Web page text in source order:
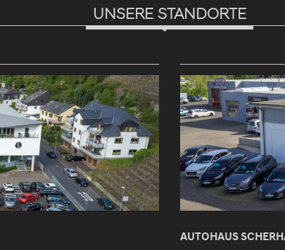
UNSERE STANDORTE
AUTOHAUS